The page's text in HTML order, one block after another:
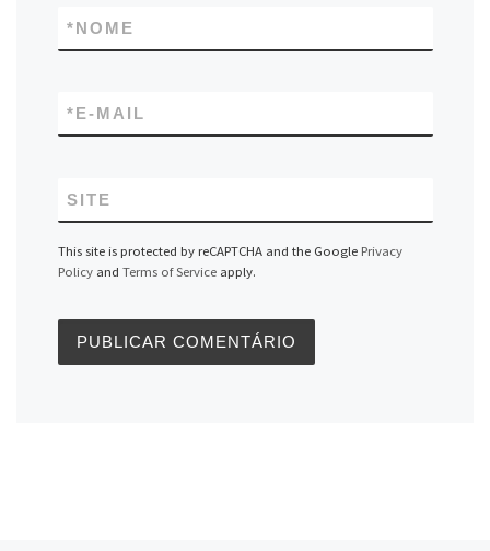
NOME
*
E-MAIL
*
SITE
This site is protected by reCAPTCHA and the Google Privacy
Policyand Terms of Serviceapply.